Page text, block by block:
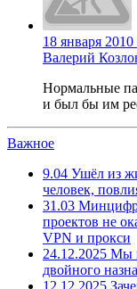
18 января
Валерий
Нормальные
и был бы им
Важное
9.04 Ушёл из
человек,
31.03
проектов не
VPN и прокси
24.12.2025 Мы
двойного